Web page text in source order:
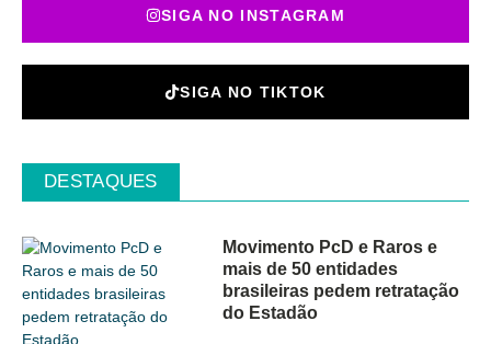
SIGA NO INSTAGRAM
SIGA NO TIKTOK
DESTAQUES
Movimento PcD e Raros e
mais de 50 entidades
brasileiras pedem retratação
do Estadão